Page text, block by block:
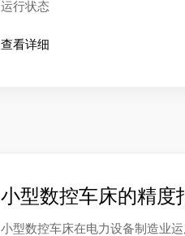
运行状态
查看详细
小型数控车床的精度
小型数控车床在电力设备制造业